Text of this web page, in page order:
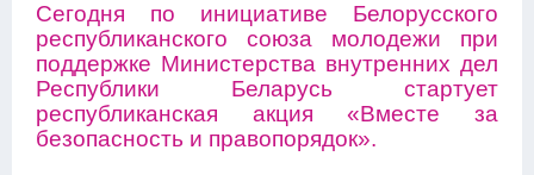
Сегодня по инициативе Белорусского
республиканского союза молодежи при
поддержке Министерства внутренних дел
Республики Беларусь стартует
республиканская акция «Вместе за
безопасность и правопорядок».